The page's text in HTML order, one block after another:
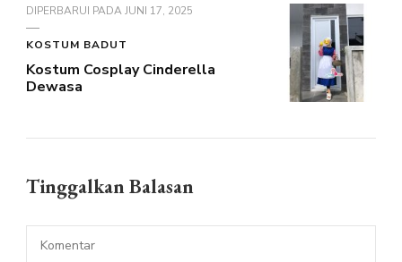
DIPERBARUI PADAJUNI 17, 2025
KOSTUM BADUT
Kostum Cosplay Cinderella
Dewasa
Tinggalkan Balasan